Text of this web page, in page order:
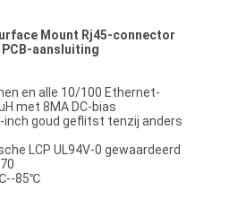
Mount Rj45-connector
aansluiting
en alle 10/100 Ethernet-
met 8MA DC-bias
inch goud geflitst tenzij anders
LCP UL94V-0 gewaardeerd
85℃